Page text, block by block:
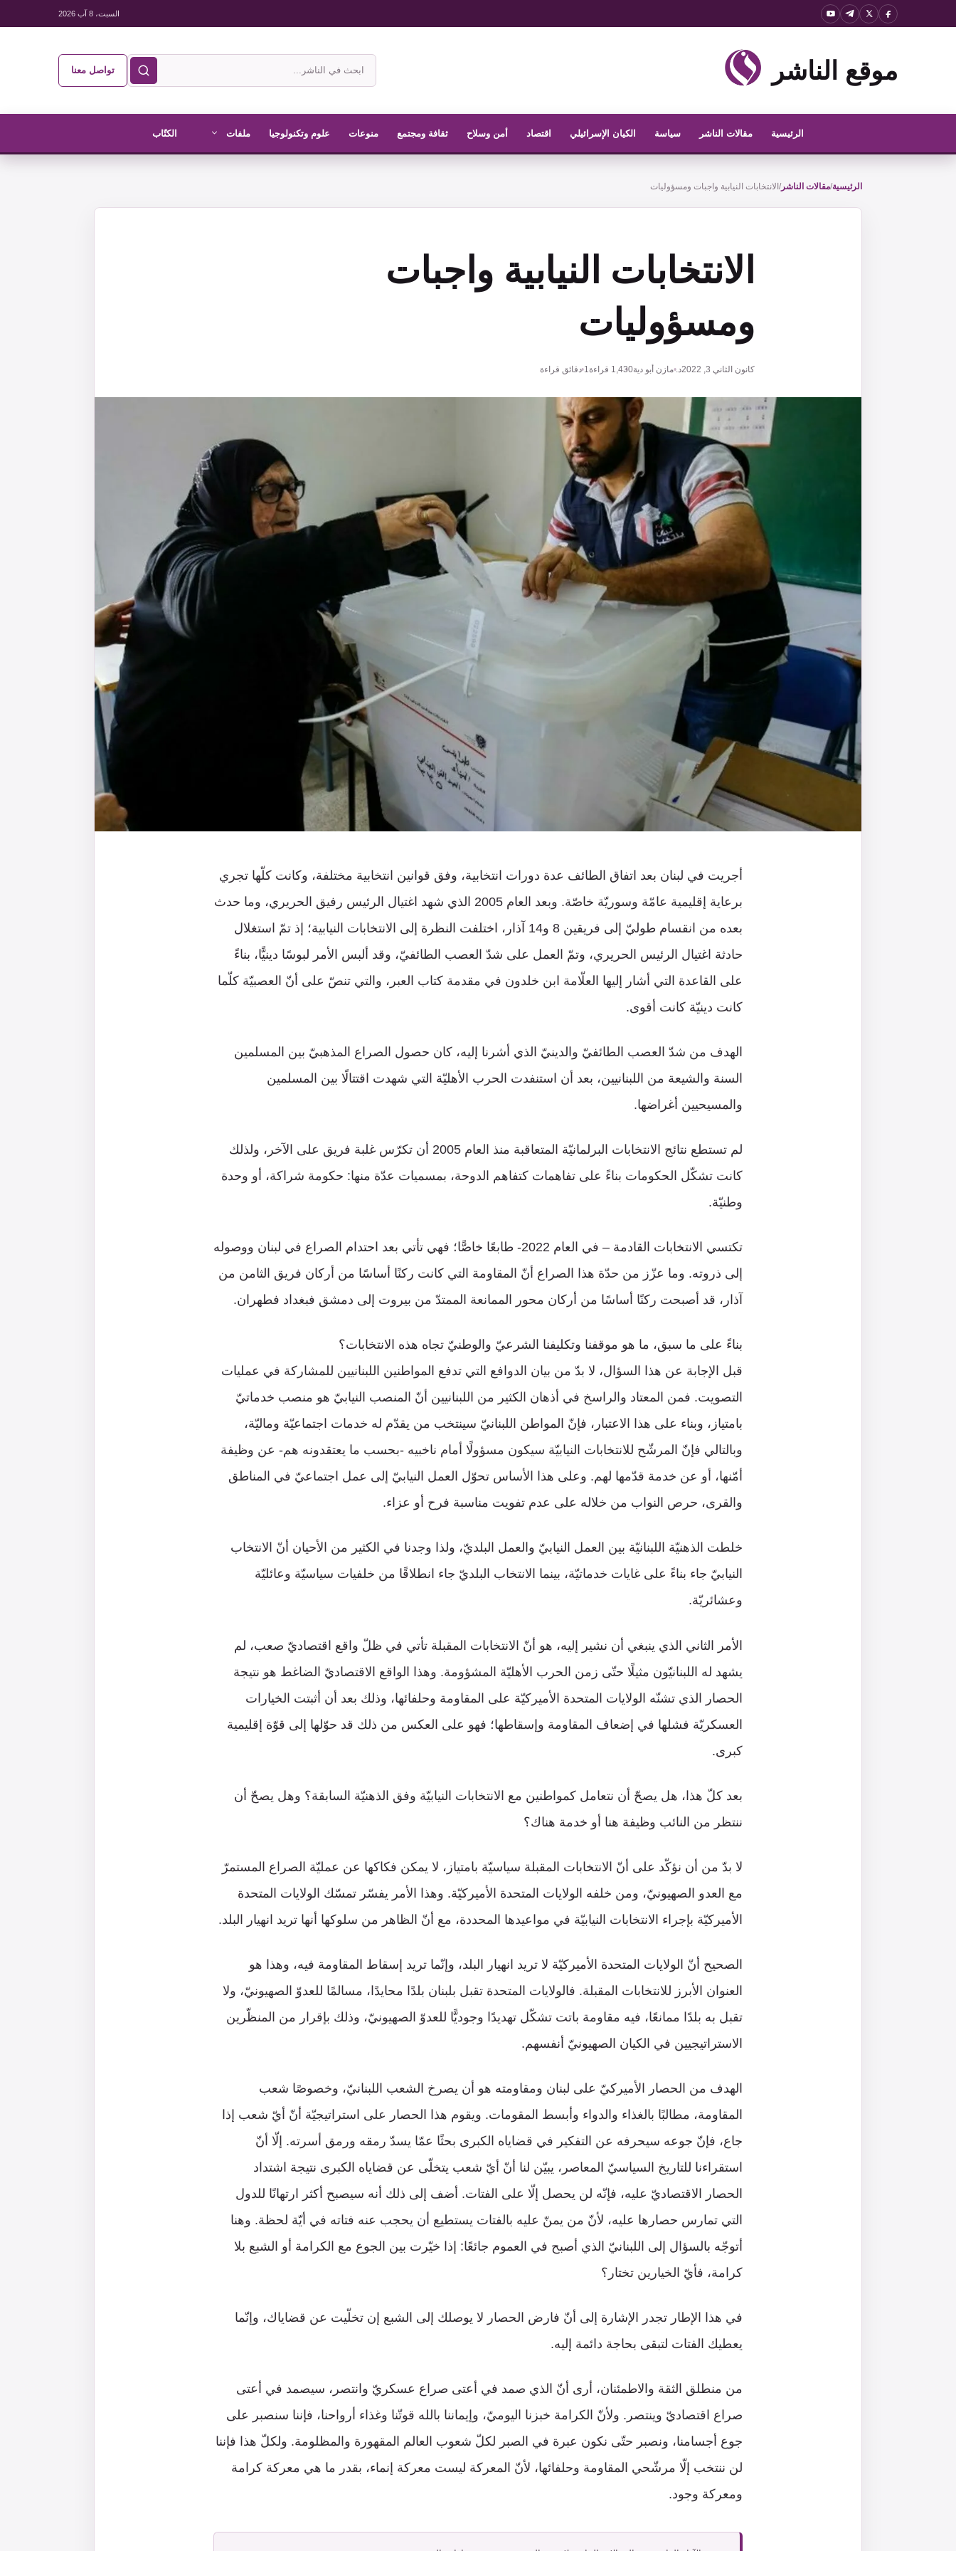
السبت، 8 آب 2026
موقع الناشر
ابحث
في
الناشر
تواصل معنا
الرئيسية مقالات الناشر سياسة الكيان الإسرائيلي اقتصاد أمن وسلاح ثقافة ومجتمع منوعات علوم وتكنولوجيا ملفات الكتّاب
الرئيسية/مقالات الناشر/ الانتخابات النيابية واجبات ومسؤوليات
الانتخابات النيابية واجبات
ومسؤوليات
كانون الثاني 3, 2022 د. مازن أبو دية1,430 قراءة1 دقائق قراءة
أجريت في لبنان بعد اتفاق الطائف عدة دورات انتخابية، وفق قوانين انتخابية مختلفة، وكانت كلّها تجري
برعاية إقليمية عامّة وسوريّة خاصّة. وبعد العام 2005 الذي شهد اغتيال الرئيس رفيق الحريري، وما حدث
بعده من انقسام طوليّ إلى فريقين 8 و14 آذار، اختلفت النظرة إلى الانتخابات النيابية؛ إذ تمّ استغلال
حادثة اغتيال الرئيس الحريري، وتمّ العمل على شدّ العصب الطائفيّ، وقد ألبس الأمر لبوسًا دينيًّا، بناءً
على القاعدة التي أشار إليها العلّامة ابن خلدون في مقدمة كتاب العبر، والتي تنصّ على أنّ العصبيّة كلّما
كانت دينيّة كانت أقوى.
الهدف من شدّ العصب الطائفيّ والدينيّ الذي أشرنا إليه، كان حصول الصراع المذهبيّ بين المسلمين
السنة والشيعة من اللبنانيين، بعد أن استنفدت الحرب الأهليّة التي شهدت اقتتالًا بين المسلمين
والمسيحيين أغراضها.
لم تستطع نتائج الانتخابات البرلمانيّة المتعاقبة منذ العام 2005 أن تكرّس غلبة فريق على الآخر، ولذلك
كانت تشكّل الحكومات بناءً على تفاهمات كتفاهم الدوحة، بمسميات عدّة منها: حكومة شراكة، أو وحدة
وطنيّة.
تكتسي الانتخابات القادمة – في العام 2022- طابعًا خاصًّا؛ فهي تأتي بعد احتدام الصراع في لبنان ووصوله
إلى ذروته. وما عزّز من حدّة هذا الصراع أنّ المقاومة التي كانت ركنًا أساسًا من أركان فريق الثامن من
آذار، قد أصبحت ركنًا أساسًا من أركان محور الممانعة الممتدّ من بيروت إلى دمشق فبغداد فطهران.
بناءً على ما سبق، ما هو موقفنا وتكليفنا الشرعيّ والوطنيّ تجاه هذه الانتخابات؟
قبل الإجابة عن هذا السؤال، لا بدّ من بيان الدوافع التي تدفع المواطنين اللبنانيين للمشاركة في عمليات
التصويت. فمن المعتاد والراسخ في أذهان الكثير من اللبنانيين أنّ المنصب النيابيّ هو منصب خدماتيّ
بامتياز، وبناء على هذا الاعتبار، فإنّ المواطن اللبنانيّ سينتخب من يقدّم له خدمات اجتماعيّة وماليّة،
وبالتالي فإنّ المرشّح للانتخابات النيابيّة سيكون مسؤولًا أمام ناخبيه -بحسب ما يعتقدونه هم- عن وظيفة
أمّنها، أو عن خدمة قدّمها لهم. وعلى هذا الأساس تحوّل العمل النيابيّ إلى عمل اجتماعيّ في المناطق
والقرى، حرص النواب من خلاله على عدم تفويت مناسبة فرح أو عزاء.
خلطت الذهنيّة اللبنانيّة بين العمل النيابيّ والعمل البلديّ، ولذا وجدنا في الكثير من الأحيان أنّ الانتخاب
النيابيّ جاء بناءً على غايات خدماتيّة، بينما الانتخاب البلديّ جاء انطلاقًا من خلفيات سياسيّة وعائليّة
وعشائريّة.
الأمر الثاني الذي ينبغي أن نشير إليه، هو أنّ الانتخابات المقبلة تأتي في ظلّ واقع اقتصاديّ صعب، لم
يشهد له اللبنانيّون مثيلًا حتّى زمن الحرب الأهليّة المشؤومة. وهذا الواقع الاقتصاديّ الضاغط هو نتيجة
الحصار الذي تشنّه الولايات المتحدة الأميركيّة على المقاومة وحلفائها، وذلك بعد أن أثبتت الخيارات
العسكريّة فشلها في إضعاف المقاومة وإسقاطها؛ فهو على العكس من ذلك قد حوّلها إلى قوّة إقليمية
كبرى.
بعد كلّ هذا، هل يصحّ أن نتعامل كمواطنين مع الانتخابات النيابيّة وفق الذهنيّة السابقة؟ وهل يصحّ أن
ننتظر من النائب وظيفة هنا أو خدمة هناك؟
لا بدّ من أن نؤكّد على أنّ الانتخابات المقبلة سياسيّة بامتياز، لا يمكن فكاكها عن عمليّة الصراع المستمرّ
مع العدو الصهيونيّ، ومن خلفه الولايات المتحدة الأميركيّة. وهذا الأمر يفسّر تمسّك الولايات المتحدة
الأميركيّة بإجراء الانتخابات النيابيّة في مواعيدها المحددة، مع أنّ الظاهر من سلوكها أنها تريد انهيار البلد.
الصحيح أنّ الولايات المتحدة الأميركيّة لا تريد انهيار البلد، وإنّما تريد إسقاط المقاومة فيه، وهذا هو
العنوان الأبرز للانتخابات المقبلة. فالولايات المتحدة تقبل بلبنان بلدًا محايدًا، مسالمًا للعدوّ الصهيونيّ، ولا
تقبل به بلدًا ممانعًا، فيه مقاومة باتت تشكّل تهديدًا وجوديًّا للعدوّ الصهيونيّ، وذلك بإقرار من المنظّرين
الاستراتيجيين في الكيان الصهيونيّ أنفسهم.
الهدف من الحصار الأميركيّ على لبنان ومقاومته هو أن يصرخ الشعب اللبنانيّ، وخصوصًا شعب
المقاومة، مطالبًا بالغذاء والدواء وأبسط المقومات. ويقوم هذا الحصار على استراتيجيّة أنّ أيّ شعب إذا
جاع، فإنّ جوعه سيحرفه عن التفكير في قضاياه الكبرى بحثًا عمّا يسدّ رمقه ورمق أسرته. إلّا أنّ
استقراءنا للتاريخ السياسيّ المعاصر، يبيّن لنا أنّ أيّ شعب يتخلّى عن قضاياه الكبرى نتيجة اشتداد
الحصار الاقتصاديّ عليه، فإنّه لن يحصل إلّا على الفتات. أضف إلى ذلك أنه سيصبح أكثر ارتهانًا للدول
التي تمارس حصارها عليه، لأنّ من يمنّ عليه بالفتات يستطيع أن يحجب عنه فتاته في أيّة لحظة. وهنا
أتوجّه بالسؤال إلى اللبنانيّ الذي أصبح في العموم جائعًا: إذا خيّرت بين الجوع مع الكرامة أو الشبع بلا
كرامة، فأيّ الخيارين تختار؟
في هذا الإطار تجدر الإشارة إلى أنّ فارض الحصار لا يوصلك إلى الشبع إن تخلّيت عن قضاياك، وإنّما
يعطيك الفتات لتبقى بحاجة دائمة إليه.
من منطلق الثقة والاطمئنان، أرى أنّ الذي صمد في أعتى صراع عسكريّ وانتصر، سيصمد في أعتى
صراع اقتصاديّ وينتصر. ولأنّ الكرامة خبزنا اليوميّ، وإيماننا بالله قوتّنا وغذاء أرواحنا، فإننا سنصبر على
جوع أجسامنا، ونصبر حتّى نكون عبرة في الصبر لكلّ شعوب العالم المقهورة والمظلومة. ولكلّ هذا فإننا
لن ننتخب إلّا مرشّحي المقاومة وحلفائها، لأنّ المعركة ليست معركة إنماء، بقدر ما هي معركة كرامة
ومعركة وجود.